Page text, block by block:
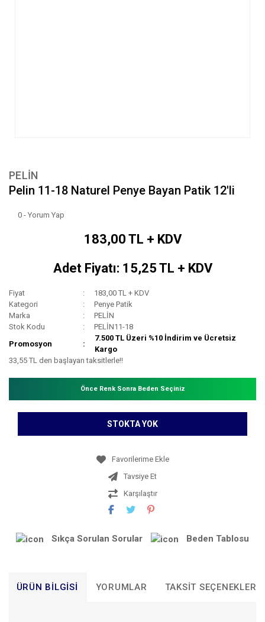
PELİN
Pelin 11-18 Naturel Penye Bayan Patik 12'li
0 - Yorum Yap
183,00 TL + KDV
Adet Fiyatı: 15,25 TL + KDV
Fiyat
183,00 TL + KDV
Kategori
Penye Patik
Marka
PELİN
Stok Kodu
PELİN11-18
Promosyon
7.500 TL Üzeri %10 İndirim ve Ücretsiz
Kargo
33,55 TL den başlayan taksitlerle!!
Önce Renk Sonra Beden Seçiniz
STOKTA YOK
Tavsiye Et
Karşılaştır
Sıkça Sorulan Sorular Beden Tablosu
ÜRÜN BILGISI YORUMLAR TAKSIT SEÇENEKLERI